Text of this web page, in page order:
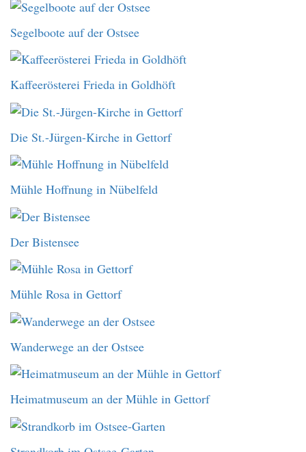
Segelboote auf der Ostsee
Kaffeerösterei Frieda in Goldhöft
Die St.-Jürgen-Kirche in Gettorf
Mühle Hoffnung in Nübelfeld
Der Bistensee
Mühle Rosa in Gettorf
Wanderwege an der Ostsee
Heimatmuseum an der Mühle in Gettorf